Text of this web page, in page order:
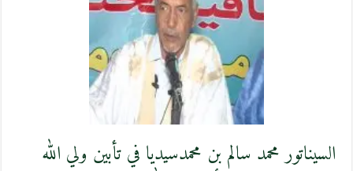
السيناتور محمد سالم بن محمدسيديا في تأبين ولي الله